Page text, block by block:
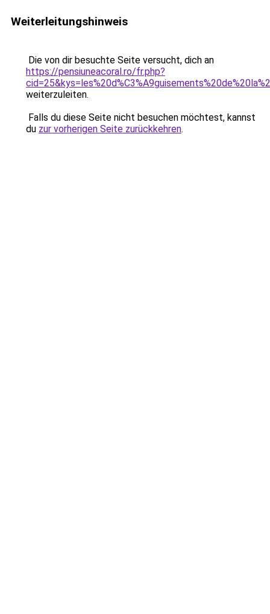
Weiterleitungshinweis
Die von dir besuchte Seite versucht, dich an
https://pensiuneacoral.ro/fr.php?
weiterzuleiten.
Falls du diese Seite nicht besuchen möchtest, kannst
du zur vorherigen Seite zurückkehren.